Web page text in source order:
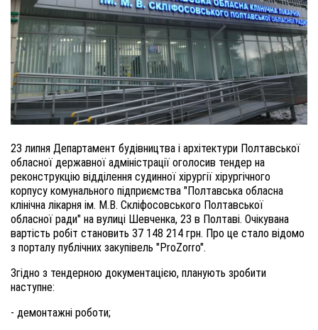
23 липня Департамент будівництва і архітектури Полтавської
обласної державної адміністрації оголосив тендер на
реконструкцію відділення судинної хірургії хірургічного
корпусу комунального підприємства "Полтавська обласна
клінічна лікарня ім. М.В. Скліфосовського Полтавської
обласної ради" на вулиці Шевченка, 23 в Полтаві. Очікувана
вартість робіт становить 37 148 214 грн. Про це стало відомо
з порталу публічних закупівель "ProZorro".
Згідно з тендерною документацією, планують зробити
наступне:
- демонтажні роботи;